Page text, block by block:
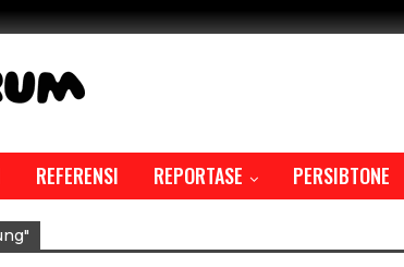
REFERENSI REPORTASE PERSIBTONE